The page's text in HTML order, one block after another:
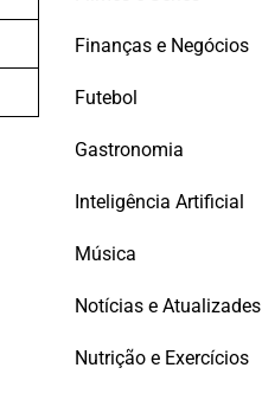
Finanças e Negócios
Futebol
Gastronomia
Inteligência Artificial
Música
Notícias e Atualizades
Nutrição e Exercícios